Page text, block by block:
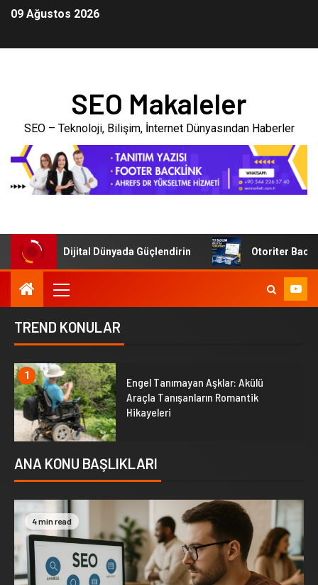
09 Ağustos 2026
SEO Makaleler
SEO – Teknoloji, Bilişim, İnternet Dünyasından Haberler
Dijital Dünyada Güçlendirin Otoriter Backlink
TREND KONULAR
1
Engel Tanımayan Aşklar: Akülü
Araçla Tanışanların Romantik
Hikayeleri
ANA KONU BAŞLIKLARI
4 min read